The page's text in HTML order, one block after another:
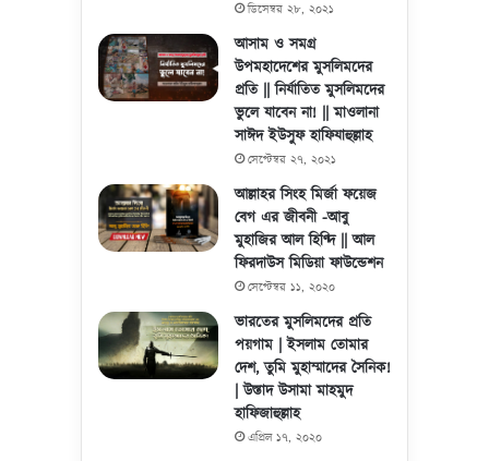
ডিসেম্বর ২৮, ২০২১
আসাম ও সমগ্র
উপমহাদেশের মুসলিমদের
প্রতি || নির্যাতিত মুসলিমদের
ভুলে যাবেন না! || মাওলানা
সাঈদ ইউসুফ হাফিযাহুল্লাহ
সেপ্টেম্বর ২৭, ২০২১
আল্লাহর সিংহ মির্জা ফয়েজ
বেগ এর জীবনী -আবু
মুহাজির আল হিণ্দি || আল
ফিরদাউস মিডিয়া ফাউন্ডেশন
সেপ্টেম্বর ১১, ২০২০
ভারতের মুসলিমদের প্রতি
পয়গাম | ইসলাম তোমার
দেশ, তুমি মুহাম্মাদের সৈনিক!
| উস্তাদ উসামা মাহমুদ
হাফিজাহুল্লাহ
এপ্রিল ১৭, ২০২০